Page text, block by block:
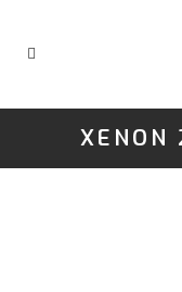
XENON